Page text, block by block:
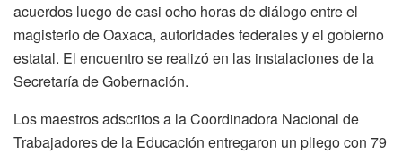
acuerdos luego de casi ocho horas de diálogo entre el
magisterio de Oaxaca, autoridades federales y el gobierno
estatal. El encuentro se realizó en las instalaciones de la
Secretaría de Gobernación.
Los maestros adscritos a la Coordinadora Nacional de
Trabajadores de la Educación entregaron un pliego con 79